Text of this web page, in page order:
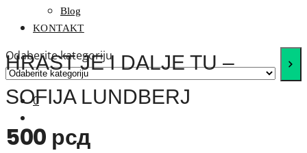
Blog
KONTAKT
Odaberite kategoriju
0
HRAST JE I DALJE TU –
SOFIJA LUNDBERJ
500 рсд